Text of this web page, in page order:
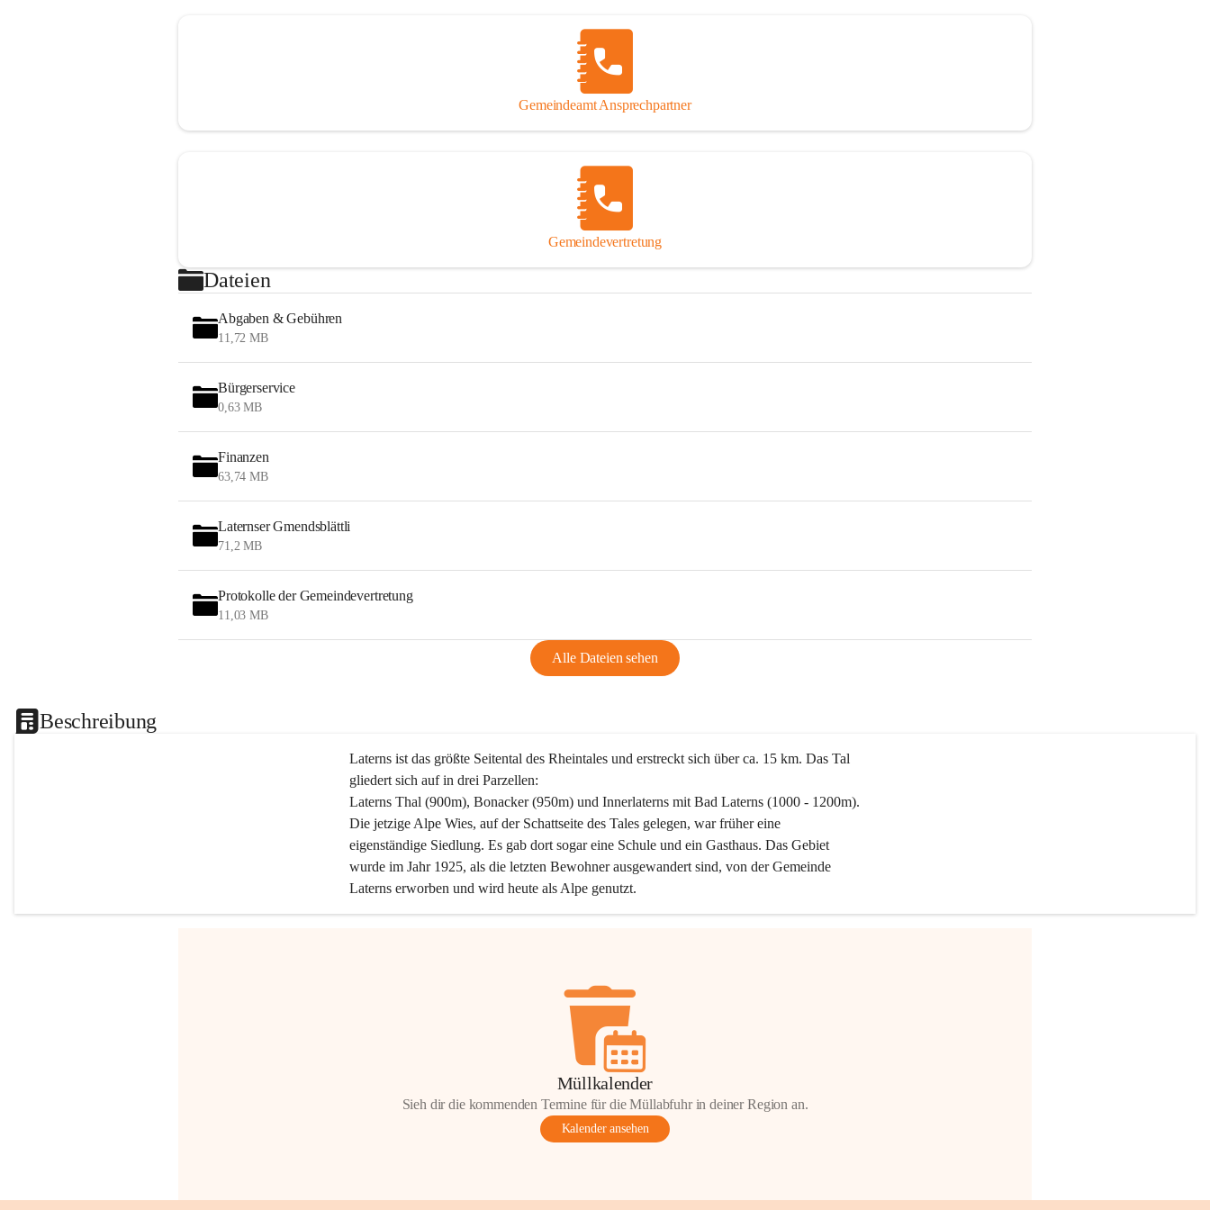
Gemeindeamt Ansprechpartner
Gemeindevertretung
Dateien
Abgaben & Gebühren
11,72 MB
Bürgerservice
0,63 MB
Finanzen
63,74 MB
Laternser Gmendsblättli
71,2 MB
Protokolle der Gemeindevertretung
11,03 MB
Alle Dateien sehen
Beschreibung
Laterns ist das größte Seitental des Rheintales und erstreckt sich über ca. 15 km. Das Tal
gliedert sich auf in drei Parzellen:
Laterns Thal (900m), Bonacker (950m) und Innerlaterns mit Bad Laterns (1000 - 1200m).
Die jetzige Alpe Wies, auf der Schattseite des Tales gelegen, war früher eine
eigenständige Siedlung. Es gab dort sogar eine Schule und ein Gasthaus. Das Gebiet
wurde im Jahr 1925, als die letzten Bewohner ausgewandert sind, von der Gemeinde
Laterns erworben und wird heute als Alpe genutzt.
Müllkalender
Sieh dir die kommenden Termine für die Müllabfuhr in deiner Region an.
Kalender ansehen